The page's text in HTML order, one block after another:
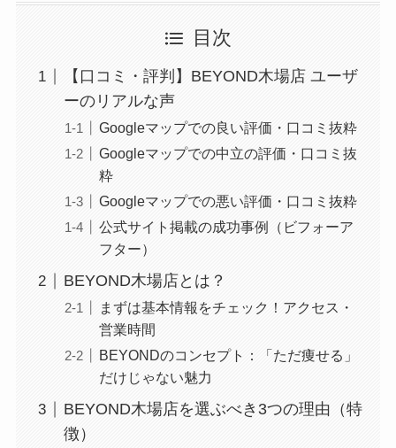
目次
【口コミ・評判】BEYOND木場店 ユーザ
ーのリアルな声
Googleマップでの良い評価・口コミ抜粋
Googleマップでの中立の評価・口コミ抜
粋
Googleマップでの悪い評価・口コミ抜粋
公式サイト掲載の成功事例（ビフォーア
フター）
BEYOND木場店とは？
まずは基本情報をチェック！アクセス・
営業時間
BEYONDのコンセプト：「ただ痩せる」
だけじゃない魅力
BEYOND木場店を選ぶべき3つの理由（特
徴）